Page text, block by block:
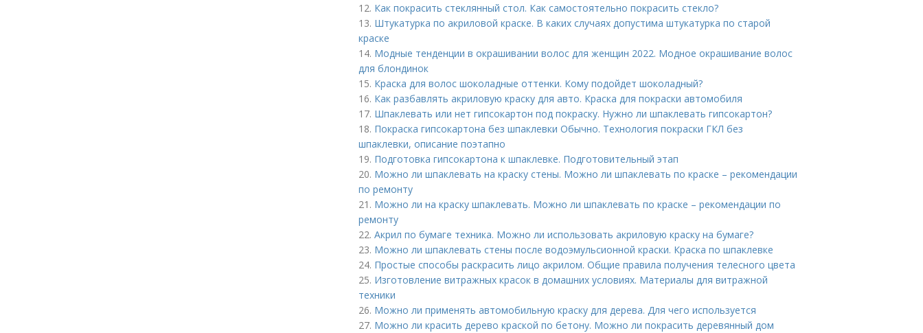
12. Как покрасить стеклянный стол. Как самостоятельно покрасить стекло?
13. Штукатурка по акриловой краске. В каких случаях допустима штукатурка по старой
краске
14. Модные тенденции в окрашивании волос для женщин 2022. Модное окрашивание волос
для блондинок
15. Краска для волос шоколадные оттенки. Кому подойдет шоколадный?
16. Как разбавлять акриловую краску для авто. Краска для покраски автомобиля
17. Шпаклевать или нет гипсокартон под покраску. Нужно ли шпаклевать гипсокартон?
18. Покраска гипсокартона без шпаклевки Обычно. Технология покраски ГКЛ без
шпаклевки, описание поэтапно
19. Подготовка гипсокартона к шпаклевке. Подготовительный этап
20. Можно ли шпаклевать на краску стены. Можно ли шпаклевать по краске – рекомендации
по ремонту
21. Можно ли на краску шпаклевать. Можно ли шпаклевать по краске – рекомендации по
ремонту
22. Акрил по бумаге техника. Можно ли использовать акриловую краску на бумаге?
23. Можно ли шпаклевать стены после водоэмульсионной краски. Краска по шпаклевке
24. Простые способы раскрасить лицо акрилом. Общие правила получения телесного цвета
25. Изготовление витражных красок в домашних условиях. Материалы для витражной
техники
26. Можно ли применять автомобильную краску для дерева. Для чего используется
27. Можно ли красить дерево краской по бетону. Можно ли покрасить деревянный дом